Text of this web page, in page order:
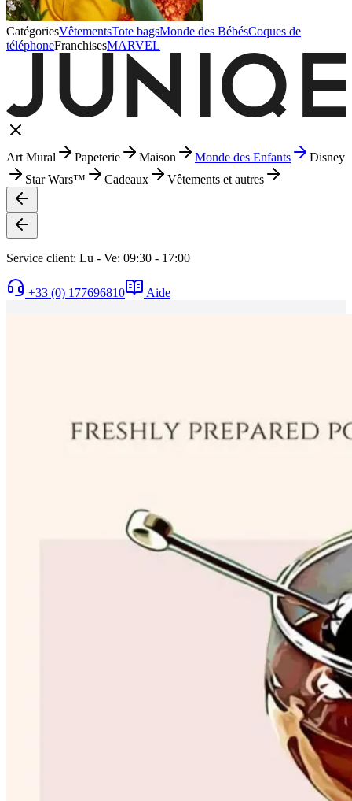
CatégoriesVêtementsTote bagsMonde des BébésCoques de
téléphoneFranchisesMARVEL
Art Mural Papeterie Maison Monde des Enfants
Disney
Star Wars™
Cadeaux Vêtements et autres
Service client: Lu - Ve: 09:30 - 17:00
+33 (0) 177696810 Aide